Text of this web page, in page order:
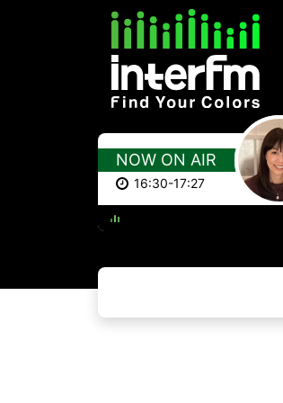
NOW ON AIR
16:30-17:27